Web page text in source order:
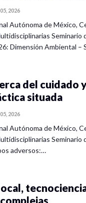
2026
Autónoma de México,
Seminario
Dimensión Ambiental –
del cuidado
situada
2026
Autónoma de México,
Seminario
adversos:…